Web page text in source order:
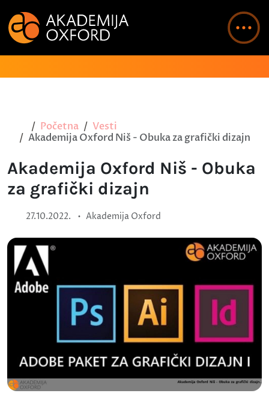
Početna
Vesti
Akademija Oxford Niš - Obuka za grafički dizajn
Akademija Oxford Niš - Obuka
za grafički dizajn
27.10.2022. • Akademija Oxford